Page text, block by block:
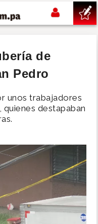
de
Pedro
unos trabajadores
quienes destapaban